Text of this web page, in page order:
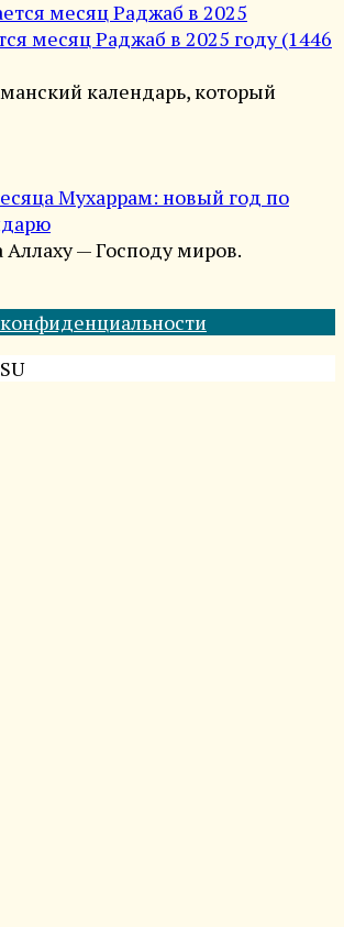
месяц Раджаб в 2025 году (1446
календарь, который
Мухаррам: новый год по
Аллаху — Господу миров.